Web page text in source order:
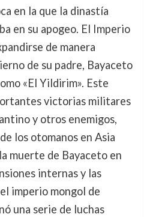
en la que la dinastía
en su apogeo. El Imperio
de manera
de su padre, Bayaceto
«El Yildirim». Este
victorias militares
y otros enemigos,
los otomanos en Asia
muerte de Bayaceto en
internas y las
imperio mongol de
una serie de luchas